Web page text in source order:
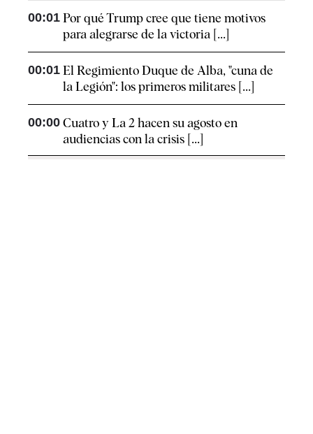
00:01 Por qué Trump cree que tiene motivos
para alegrarse de la victoria [...]
00:01 El Regimiento Duque de Alba, "cuna de
la Legión": los primeros militares [...]
00:00 Cuatro y La 2 hacen su agosto en
audiencias con la crisis [...]